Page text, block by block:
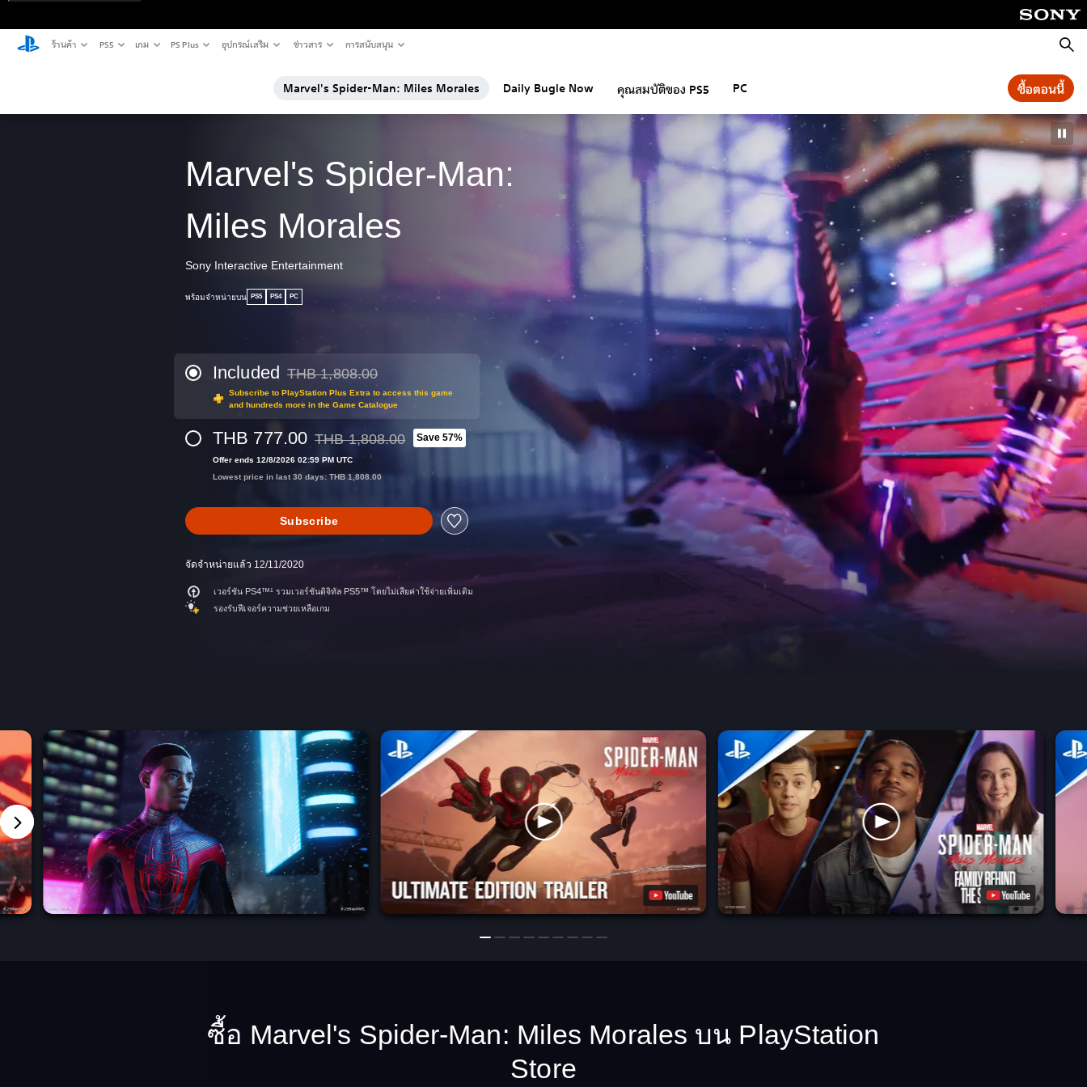
ร้านค้า PS5 เกม PS Plus อุปกรณ์เสริม ข่าวสาร การสนับสนุน ค้นหา
Marvel's Spider-Man: Miles Morales Daily Bugle Now คุณสมบัติของ PS5 PC ซื้อตอนนี้
Marvel's Spider-Man:
Miles Morales
Sony Interactive Entertainment
พร้อมจำหน่ายบน PS5 PS4 PC
Included Discounted from original price of THB 1,808.00
THB 1,808.00
Subscribe to PlayStation Plus Extra to access this game
and hundreds more in the Game Catalogue
THB 777.00 Discounted from original price of THB 1,808.00
THB 1,808.00 Save 57%
Offer ends 12/8/2026 02:59 PM UTC
Lowest price in last 30 days: THB 1,808.00
Subscribe
จัดจำหน่ายแล้ว 12/11/2020
เวอร์ชัน PS4™¹ รวมเวอร์ชันดิจิทัล PS5™ โดยไม่เสียค่าใช้จ่ายเพิ่มเติม
รองรับฟีเจอร์ความช่วยเหลือเกม
ซื้อ Marvel's Spider-Man: Miles Morales บน PlayStation
Store